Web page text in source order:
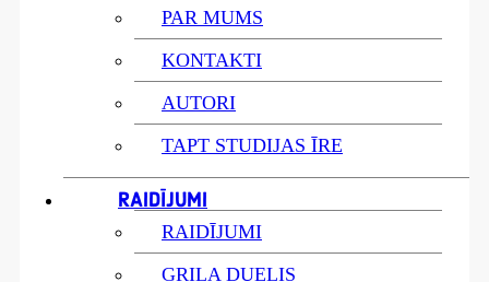
PAR MUMS
KONTAKTI
AUTORI
TAPT STUDIJAS ĪRE
RAIDĪJUMI
RAIDĪJUMI
GRILA DUELIS